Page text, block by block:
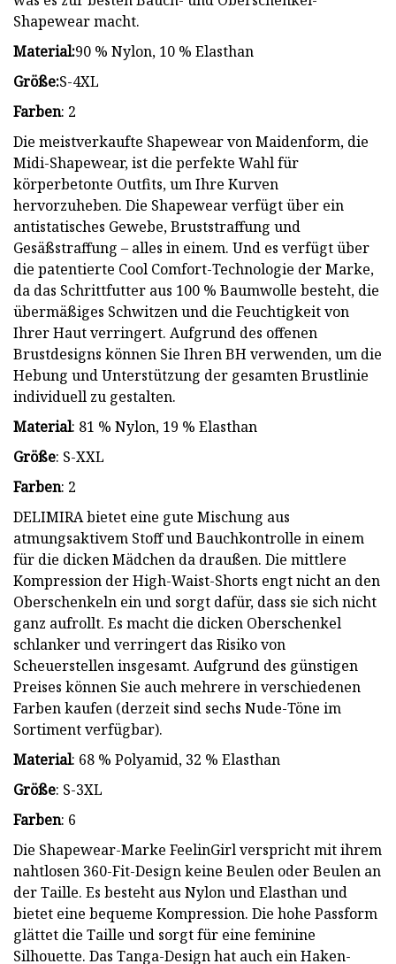
Shapewear macht.
Material:90 % Nylon, 10 % Elasthan
Größe:S-4XL
Farben: 2
Die meistverkaufte Shapewear von Maidenform, die
Midi-Shapewear, ist die perfekte Wahl für
körperbetonte Outfits, um Ihre Kurven
hervorzuheben. Die Shapewear verfügt über ein
antistatisches Gewebe, Bruststraffung und
Gesäßstraffung – alles in einem. Und es verfügt über
die patentierte Cool Comfort-Technologie der Marke,
da das Schrittfutter aus 100 % Baumwolle besteht, die
übermäßiges Schwitzen und die Feuchtigkeit von
Ihrer Haut verringert. Aufgrund des offenen
Brustdesigns können Sie Ihren BH verwenden, um die
Hebung und Unterstützung der gesamten Brustlinie
individuell zu gestalten.
Material: 81 % Nylon, 19 % Elasthan
Größe: S-XXL
Farben: 2
DELIMIRA bietet eine gute Mischung aus
atmungsaktivem Stoff und Bauchkontrolle in einem
für die dicken Mädchen da draußen. Die mittlere
Kompression der High-Waist-Shorts engt nicht an den
Oberschenkeln ein und sorgt dafür, dass sie sich nicht
ganz aufrollt. Es macht die dicken Oberschenkel
schlanker und verringert das Risiko von
Scheuerstellen insgesamt. Aufgrund des günstigen
Preises können Sie auch mehrere in verschiedenen
Farben kaufen (derzeit sind sechs Nude-Töne im
Sortiment verfügbar).
Material: 68 % Polyamid, 32 % Elasthan
Größe: S-3XL
Farben: 6
Die Shapewear-Marke FeelinGirl verspricht mit ihrem
nahtlosen 360-Fit-Design keine Beulen oder Beulen an
der Taille. Es besteht aus Nylon und Elasthan und
bietet eine bequeme Kompression. Die hohe Passform
glättet die Taille und sorgt für eine feminine
Silhouette. Das Tanga-Design hat auch ein Haken-